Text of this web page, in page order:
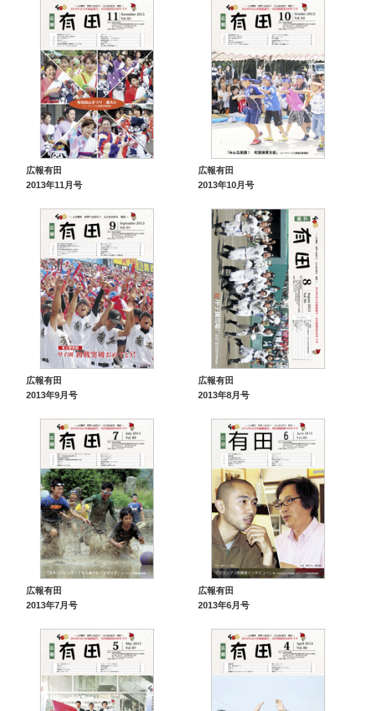
広報有田
2013年11月号
広報有田
2013年10月号
広報有田
2013年9月号
広報有田
2013年8月号
広報有田
2013年7月号
広報有田
2013年6月号